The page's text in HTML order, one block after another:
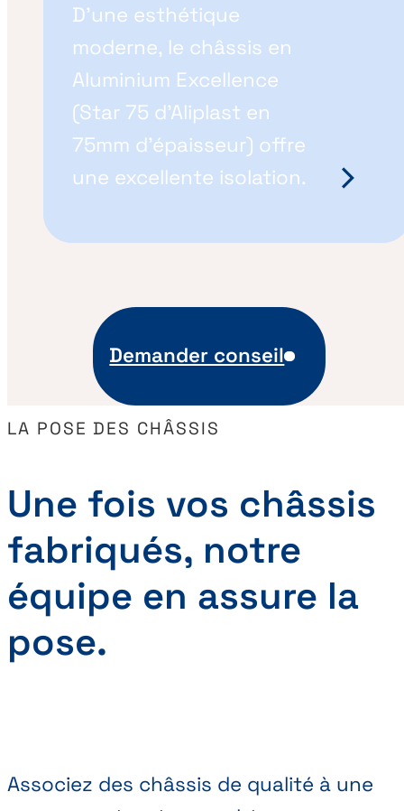
D'une esthétique
moderne, le châssis en
Aluminium Excellence
(Star 75 d’Aliplast en
75mm d’épaisseur) offre
une excellente isolation.
Demander conseil
LA POSE DES CHÂSSIS
Une fois vos châssis
fabriqués, notre
équipe en assure la
pose.
Associez des châssis de qualité à une